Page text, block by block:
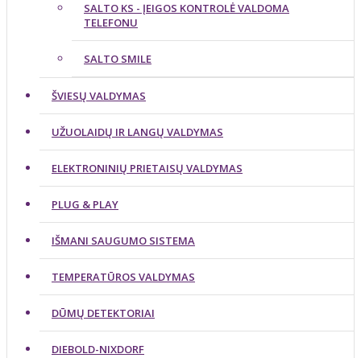
SALTO KS - ĮEIGOS KONTROLĖ VALDOMA
TELEFONU
SALTO SMILE
ŠVIESŲ VALDYMAS
UŽUOLAIDŲ IR LANGŲ VALDYMAS
ELEKTRONINIŲ PRIETAISŲ VALDYMAS
PLUG & PLAY
IŠMANI SAUGUMO SISTEMA
TEMPERATŪROS VALDYMAS
DŪMŲ DETEKTORIAI
DIEBOLD-NIXDORF